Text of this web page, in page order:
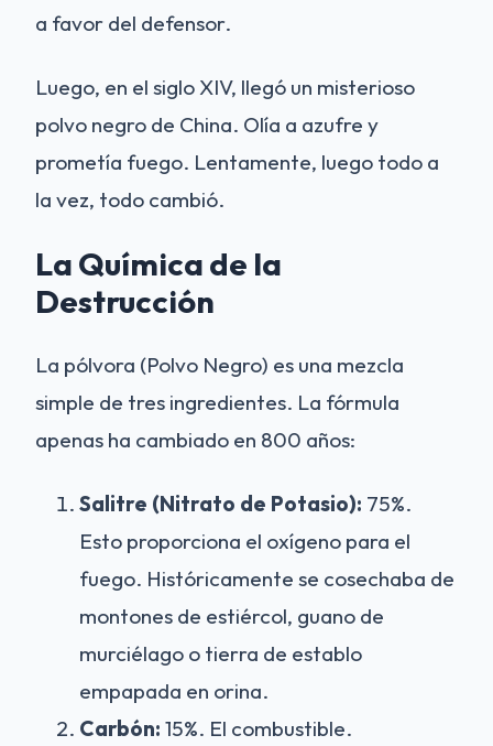
a favor del defensor.
Luego, en el siglo XIV, llegó un misterioso
polvo negro de China. Olía a azufre y
prometía fuego. Lentamente, luego todo a
la vez, todo cambió.
La Química de la
Destrucción
La pólvora (Polvo Negro) es una mezcla
simple de tres ingredientes. La fórmula
apenas ha cambiado en 800 años:
Salitre (Nitrato de Potasio): 75%.
Esto proporciona el oxígeno para el
fuego. Históricamente se cosechaba de
montones de estiércol, guano de
murciélago o tierra de establo
empapada en orina.
Carbón: 15%. El combustible.